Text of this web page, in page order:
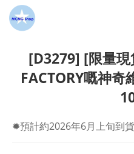
[D3279] [限量
FACTORY嘅神
✹預計約2026年6月上旬到